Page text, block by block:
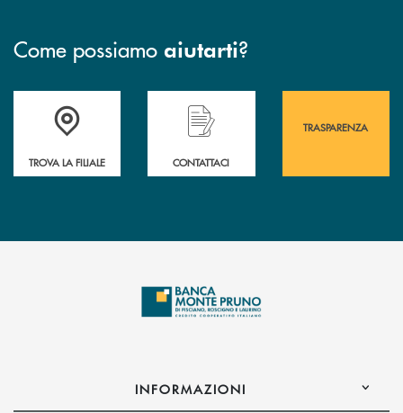
Come possiamo aiutarti?
Accedi all' elenco completo&nbsp; delle&nbsp; filiali&nbsp; di Banca
TROVA LA FILIALE
Hai bisogno di assistenza immediata?
CONTATTACI
TRASPARENZA
INFORMAZIONI